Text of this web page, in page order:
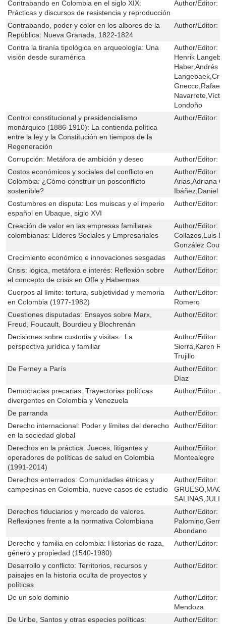
Contrabando en Colombia en el siglo XIX:
Prácticas y discursos de resistencia y reproducción
Author/Editor:
Contrabando, poder y color en los albores de la
República: Nueva Granada, 1822-1824
Author/Editor:
Contra la tiranía tipológica en arqueología: Una
visión desde suramérica
Author/Editor:
Henrik
Haber,Andrés
Gnecco,Rafael
Londoño
Control constitucional y presidencialismo
monárquico (1886-1910): La contienda política
entre la ley y la Constitución en tiempos de la
Regeneración
Author/Editor:
Corrupción: Metáfora de ambición y deseo Author/Editor:
Costos económicos y sociales del conflicto en
Colombia: ¿Cómo construir un posconflicto
sostenible?
Author/Editor:
Arias,Adriana
Ibáñez,Daniel
Costumbres en disputa: Los muiscas y el imperio
español en Ubaque, siglo XVI
Author/Editor:
Creación de valor en las empresas familiares
colombianas: Líderes Sociales y Empresariales
Author/Editor:
Collazos,Luis
González
Crecimiento económico e innovaciones sesgadas
Author/Editor:
Crisis: lógica, metáfora e interés: Reflexión sobre
el concepto de crisis en Offe y Habermas
Author/Editor:
Cuerpos al límite: tortura, subjetividad y memoria
en Colombia (1977-1982)
Author/Editor:
Romero
Cuestiones disputadas: Ensayos sobre Marx,
Freud, Foucault, Bourdieu y Blochrenán
Author/Editor:
Decisiones sobre custodia y visitas.: La
perspectiva jurídica y familiar
Author/Editor:
Sierra,Karen
Trujillo
De Ferney a París
Author/Editor:
Díaz
Democracias precarias: Trayectorias políticas
divergentes en Colombia y Venezuela
Author/Editor:
De parranda Author/Editor:
Derecho internacional: Poder y límites del derecho
en la sociedad global
Author/Editor:
Derechos en la práctica: Jueces, litigantes y
operadores de políticas de salud en Colombia
(1991-2014)
Author/Editor:
Montealegre
Derechos enterrados: Comunidades étnicas y
campesinas en Colombia, nueve casos de estudio
Author/Editor:
Derechos fiduciarios y mercado de valores.
Reflexiones frente a la normativa Colombiana
Author/Editor:
Abondano
Derecho y familia en colombia: Historias de raza,
género y propiedad (1540-1980)
Author/Editor:
Desarrollo y conflicto: Territorios, recursos y
paisajes en la historia oculta de proyectos y
políticas
Author/Editor:
De un solo dominio Author/Editor:
Mendoza
De Uribe, Santos y otras especies políticas:
Author/Editor: